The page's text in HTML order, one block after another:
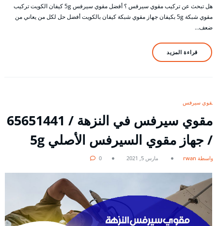
هل تبحث عن تركيب مقوي سيرفس ؟ أفضل مقوي سيرفس 5g كيفان الكويت تركيب
مقوي شبكة 5g بكيفان جهاز مقوي شبكة كيفان بالكويت أفضل حل لكل من يعاني من
ضعف…
قراءة المزيد
مقوي سيرفس
مقوي سيرفس في النزهة / 65651441
/ جهاز مقوي السيرفس الأصلي 5g
بواسطة rwan مارس 5, 2021 0